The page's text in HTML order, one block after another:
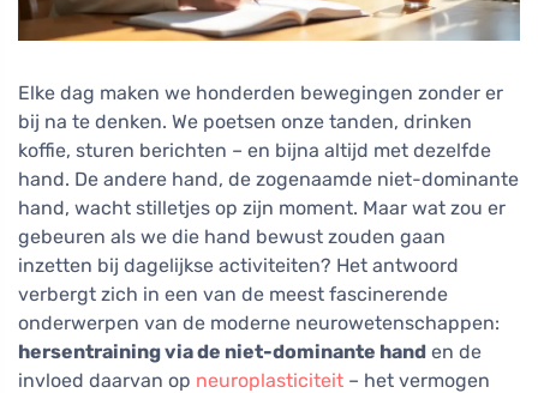
Elke dag maken we honderden bewegingen zonder er
bij na te denken. We poetsen onze tanden, drinken
koffie, sturen berichten – en bijna altijd met dezelfde
hand. De andere hand, de zogenaamde niet-dominante
hand, wacht stilletjes op zijn moment. Maar wat zou er
gebeuren als we die hand bewust zouden gaan
inzetten bij dagelijkse activiteiten? Het antwoord
verbergt zich in een van de meest fascinerende
onderwerpen van de moderne neurowetenschappen:
hersentraining via de niet-dominante hand en de
invloed daarvan op neuroplasticiteit – het vermogen